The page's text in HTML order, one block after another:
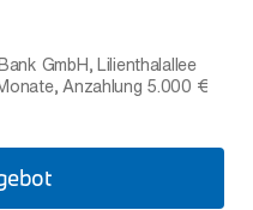
GmbH, Lilienthalallee
Anzahlung 5.000 €